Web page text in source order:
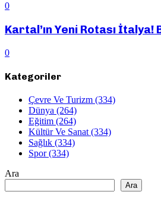
0
Kartal’ın Yeni Rotası
0
Kategoriler
Çevre Ve Turizm (334)
Dünya (264)
Eğitim (264)
Kültür Ve Sanat(334)
Sağlık (334)
Spor(334)
Ara
Ara